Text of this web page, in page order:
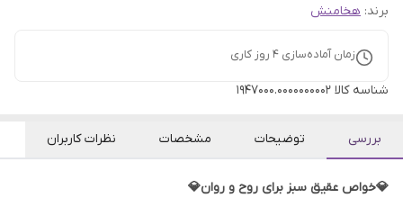
برند: هخامنش
زمان آماده‌سازی 4 روز کاری
شناسه کالا 1947000.0000000002
بررسی توضیحات مشخصات نظرات کاربران
💎خواص عقیق سبز برای روح و روان💎